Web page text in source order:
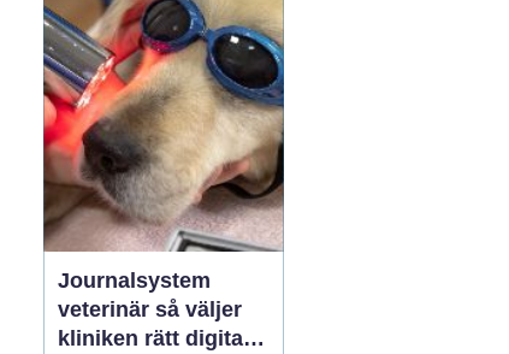
arbetsfl&oum...
Journalsystem
veterinär så väljer
kliniken rätt digitalt